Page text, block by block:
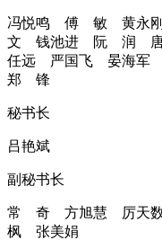
冯悦鸣 傅 敏 黄永
文 钱池进 阮 润 唐
任远 严国飞 晏海
郑 锋
秘书长
吕艳斌
副秘书长
常 奇 方旭慧 厉天
枫 张美娟